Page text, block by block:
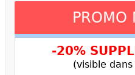
PROMO
-20%
(visible